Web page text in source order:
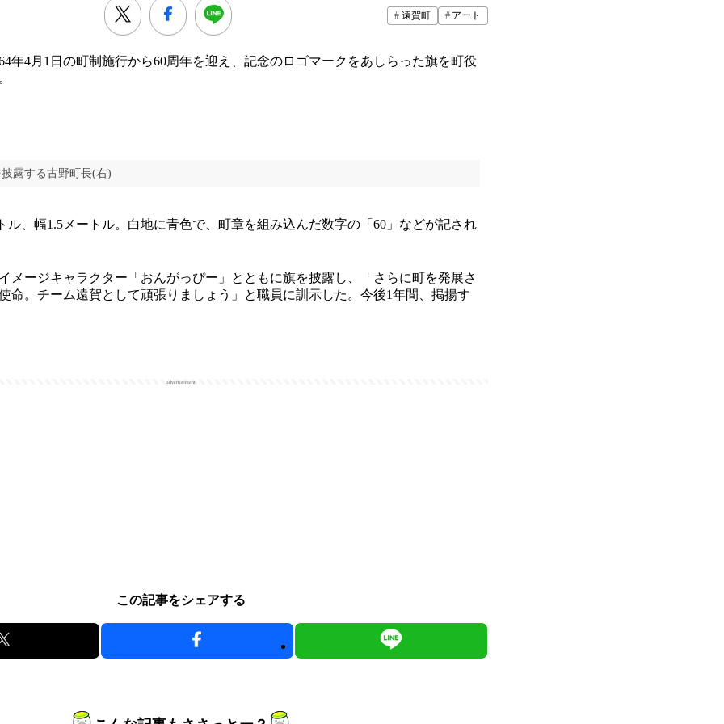
遠賀町 アート
年4月1日の町制施行から60周年を迎え、記念のロゴマークをあしらった旗を町役
露する古野町長(右)
、幅1.5メートル。白地に青色で、町章を組み込んだ数字の「60」などが記され
メージキャラクター「おんがっぴー」とともに旗を披露し、「さらに町を発展さ
命。チーム遠賀として頑張りましょう」と職員に訓示した。今後1年間、掲揚す
advertisement
この記事をシェアする